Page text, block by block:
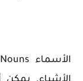
الأسماء Nouns